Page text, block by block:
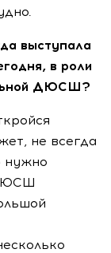
выступала
в роли
ДЮСШ?
не всегда
нужно